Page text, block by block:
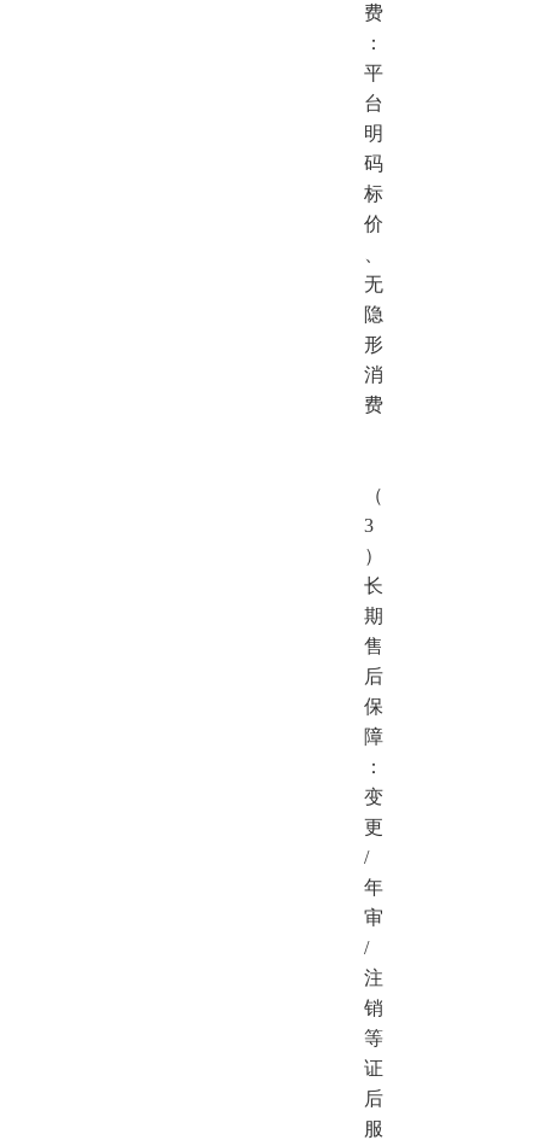
费
：
平
台
明
码
标
价
无
隐
形
消
费
（
3
）
长
期
售
后
保
障
：
变
更
/
年
审
/
注
销
等
证
后
服